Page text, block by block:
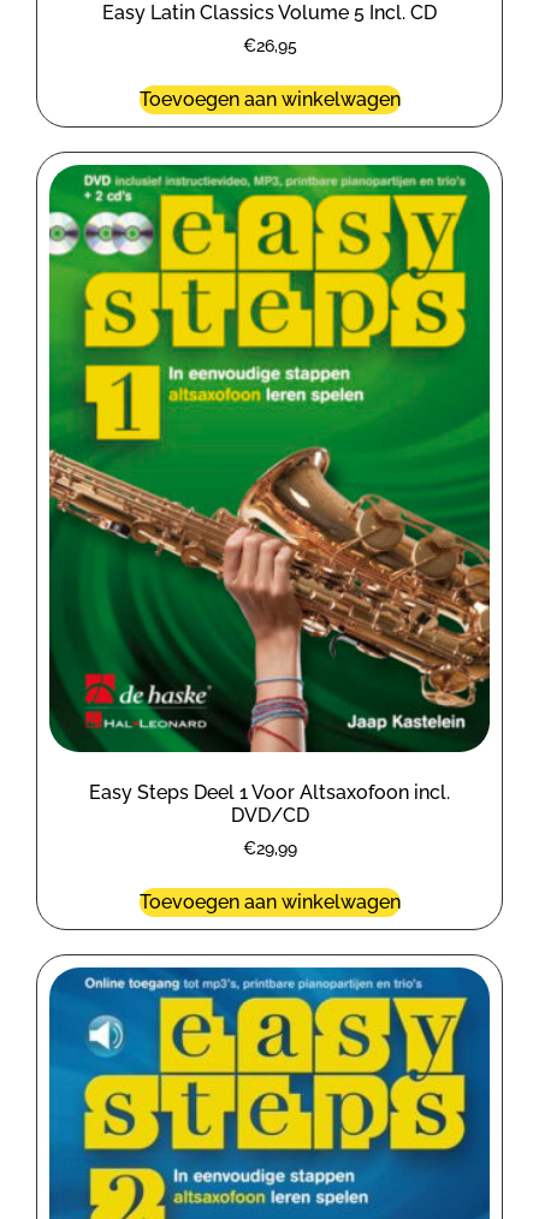
Easy Latin Classics Volume 5 Incl. CD
€26,95
Toevoegen aan winkelwagen
Easy Steps Deel 1 Voor Altsaxofoon incl.
DVD/CD
€29,99
Toevoegen aan winkelwagen